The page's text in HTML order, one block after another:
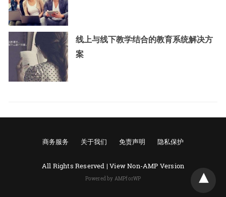
线上与线下教学结合的教育系统解决方
案
商务服务 关于我们 免责声明 隐私保护
All Rights Reserved |View Non-AMP Version
Powered by AMPforWP